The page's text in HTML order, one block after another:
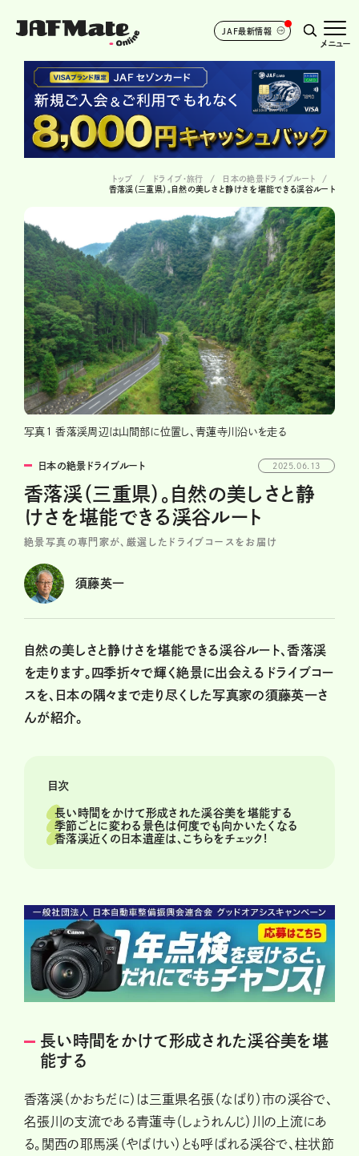
JAF最新情報
メニュー
トップ ドライブ･旅行
日本の絶景ドライブルート
香落渓（三重県）。自然の美しさと静けさを堪能できる渓谷ルート
写真1 香落渓周辺は山間部に位置し、青蓮寺川沿いを走る
日本の絶景ドライブルート 2025.06.13
香落渓（三重県）。自然の美しさと静
けさを堪能できる渓谷ルート
絶景写真の専門家が、厳選したドライブコースをお届け
須藤英一
自然の美しさと静けさを堪能できる渓谷ルート、香落渓
を走ります。四季折々で輝く絶景に出会えるドライブコー
スを、日本の隅々まで走り尽くした写真家の須藤英一さ
んが紹介。
目次
長い時間をかけて形成された渓谷美を堪能する
季節ごとに変わる景色は何度でも向かいたくなる
香落渓近くの日本遺産は、こちらをチェック!
長い時間をかけて形成された渓谷美を堪
能する
香落渓（かおちだに）は三重県名張（なばり）市の渓谷で、
名張川の支流である青蓮寺（しょうれんじ）川の上流にあ
る。関西の耶馬渓（やばけい）とも呼ばれる渓谷で、柱状節